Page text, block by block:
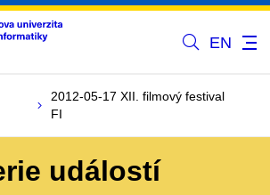
EN
2012-05-17 XII. filmový festival
FI
událostí